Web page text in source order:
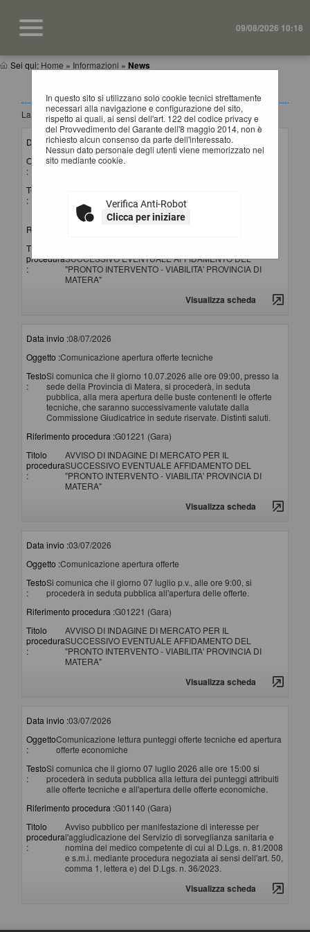
09/08/2026 10:18
Sei qui: Home » Informazioni » News
In questo sito si utilizzano solo cookie tecnici strettamente
necessari alla navigazione e configurazione del sito,
rispetto ai quali, ai sensi dell'art. 122 del codice privacy e
del Provvedimento del Garante dell'8 maggio 2014, non è
richiesto alcun consenso da parte dell'interessato.
Nessun dato personale degli utenti viene memorizzato nel
sito mediante cookie.
Verifica Anti-Robot
Clicca per iniziare
NEWS
La ricerca ha restituito 4 risultati.
Data invio :15/07/2026
Oggetto
:
Lettura punteggi offerte tecniche ed apertura offerte
Testo
:
procederà in seduta pubblica alla lettura dei punteggi attribuiti
alle offerte tecniche e all'apertura delle offerte economiche.
Riferimento procedura :
Titolo
procedura
:
SUCCESSIVO EVENTUALE AFFIDAMENTO DEL
"PRONTO INTERVENTO - VIABILITA' PROVINCIA DI
MATERA"
Visualizza scheda
Data invio :08/07/2026
Oggetto :Comunicazione apertura offerte tecniche
Testo
:
Si comunica che il giorno 10.07.2026 alle ore 09:00, presso la
sede della Provincia di Matera, si procederà, in seduta
pubblica, alla mera apertura delle buste contenenti le offerte
tecniche, che saranno successivamente valutate dalla
Commissione Giudicatrice in sedute riservate. Distinti saluti.
Riferimento procedura :G01221 (Gara)
Titolo
procedura
:
AVVISO DI INDAGINE DI MERCATO PER IL
SUCCESSIVO EVENTUALE AFFIDAMENTO DEL
"PRONTO INTERVENTO - VIABILITA' PROVINCIA DI
MATERA"
Visualizza scheda
Data invio :03/07/2026
Oggetto :Comunicazione apertura offerte
Testo
:
Si comunica che il giorno 07 luglio p.v., alle ore 9:00, si
procederà in seduta pubblica all'apertura delle offerte.
Riferimento procedura :G01221 (Gara)
Titolo
procedura
:
AVVISO DI INDAGINE DI MERCATO PER IL
SUCCESSIVO EVENTUALE AFFIDAMENTO DEL
"PRONTO INTERVENTO - VIABILITA' PROVINCIA DI
MATERA"
Visualizza scheda
Data invio :03/07/2026
Oggetto
:
Comunicazione lettura punteggi offerte tecniche ed apertura
offerte economiche
Testo
:
Si comunica che il giorno 07 luglio 2026 alle ore 15:00 si
procederà in seduta pubblica alla lettura dei punteggi attribuiti
alle offerte tecniche e all'apertura delle offerte economiche.
Riferimento procedura :G01140 (Gara)
Titolo
procedura
:
Avviso pubblico per manifestazione di interesse per
l'aggiudicazione del Servizio di sorveglianza sanitaria e
nomina del medico competente di cui al D.Lgs. n. 81/2008
e s.m.i. mediante procedura negoziata ai sensi dell'art. 50,
comma 1, lettera e) del D.Lgs. n. 36/2023.
Visualizza scheda